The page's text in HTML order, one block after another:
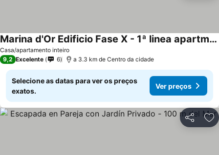
Casa/apartamento inteiro
Marina d'Or Edificio Fase X - 1ª linea apartment
9,2 Excelente 6 a 3.3 km de Centro da cidade
Selecione as datas para ver os preços
exatos.
Ver preços
Partilhar